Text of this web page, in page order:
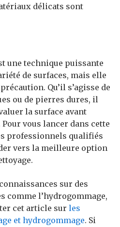
délicats sont
une technique puissante
de surfaces, mais elle
Qu’il s’agisse de
ou de pierres dures, il
la surface avant
Pour vous lancer dans cette
professionnels qualifiés
vers la meilleure option
sur des
comme l’hydrogommage,
cet article sur les
et hydrogommage. Si